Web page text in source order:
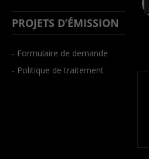
PROJETS D’ÉMISSION
- Formulaire de demande
- Politique de traitement